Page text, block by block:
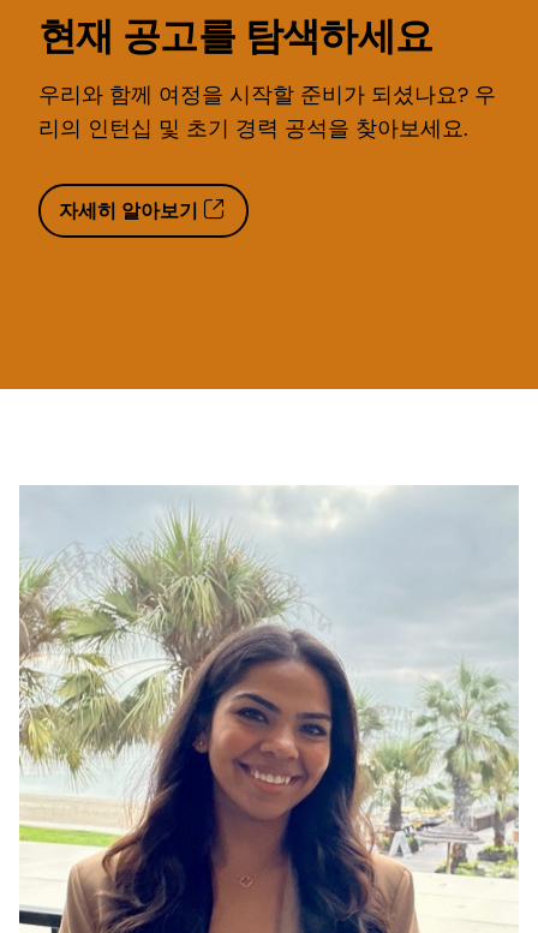
현재 공고를 탐색하세요
우리와 함께 여정을 시작할 준비가 되셨나요? 우
리의 인턴십 및 초기 경력 공석을 찾아보세요.
자세히 알아보기